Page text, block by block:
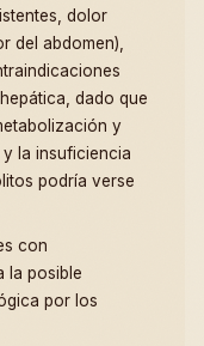
dolor
del abdomen),
dado que
y
la insuficiencia
podría verse
con
la posible
por los